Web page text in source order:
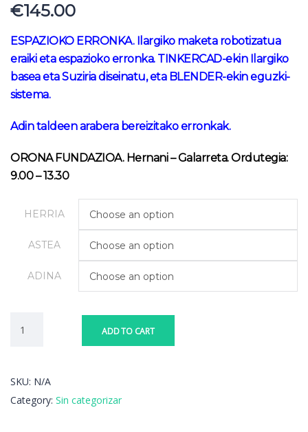
€145.00
ESPAZIOKO ERRONKA. Ilargiko maketa robotizatua
eraiki eta espazioko erronka. TINKERCAD-ekin Ilargiko
basea eta Suziria diseinatu, eta BLENDER-ekin eguzki-
sistema.
Adin taldeen arabera bereizitako erronkak.
ORONA FUNDAZIOA. Hernani – Galarreta. Ordutegia:
9.00 – 13.30
HERRIA Choose an option
ASTEA Choose an option
ADINA Choose an option
ADD TO CART
SKU: N/A
Category: Sin categorizar